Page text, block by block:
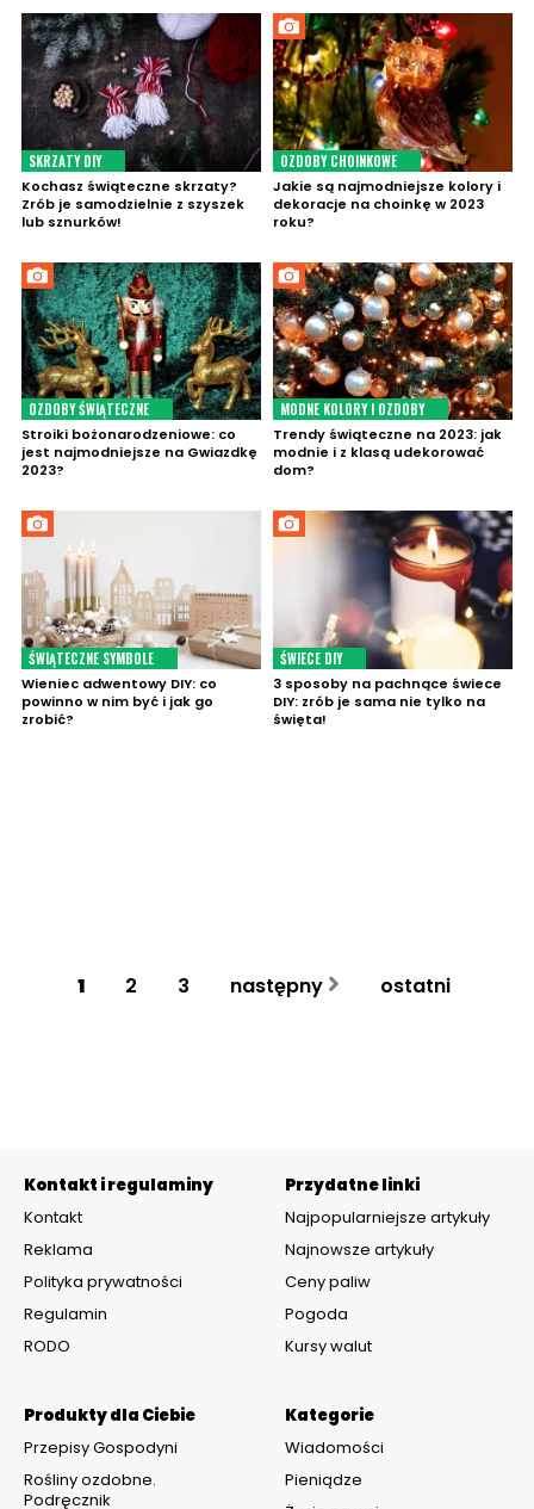
SKRZATY DIY
Kochasz świąteczne skrzaty?
Zrób je samodzielnie z szyszek
lub sznurków!
OZDOBY CHOINKOWE
Jakie są najmodniejsze kolory i
dekoracje na choinkę w 2023
roku?
OZDOBY ŚWIĄTECZNE
Stroiki bożonarodzeniowe: co
jest najmodniejsze na Gwiazdkę
2023?
MODNE KOLORY I OZDOBY
Trendy świąteczne na 2023: jak
modnie i z klasą udekorować
dom?
ŚWIĄTECZNE SYMBOLE
Wieniec adwentowy DIY: co
powinno w nim być i jak go
zrobić?
ŚWIECE DIY
3 sposoby na pachnące świece
DIY: zrób je sama nie tylko na
święta!
1 2 3 następny ostatni
Kontakt i regulaminy
Kontakt
Reklama
Polityka prywatności
Regulamin
RODO
Kategorie
Wiadomości
Pieniądze
Produkty dla Ciebie
Przepisy Gospodyni
Rośliny ozdobne.
Podręcznik
Przydatne linki
Najpopularniejsze artykuły
Najnowsze artykuły
Ceny paliw
Pogoda
Kursy walut